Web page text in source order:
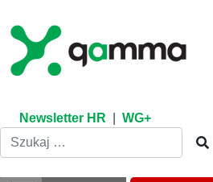
content
Newsletter HR WG+